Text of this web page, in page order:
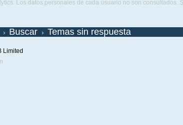
Los datos personales de cada usuario no son
Buscar Temas sin respuesta
Limited